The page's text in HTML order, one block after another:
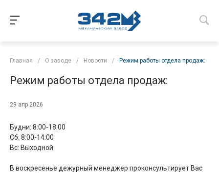
Главная / О заводе / Новости / Режим работы отдела продаж:
Режим работы отдела продаж:
29 апр 2026
Будни: 8:00-18:00
Cб: 8:00-14:00
Вс: Выходной
В воскресенье дежурный менеджер проконсультирует Вас